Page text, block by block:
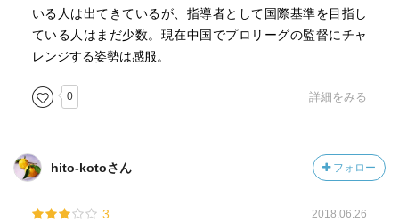
いる人は出てきているが、指導者として国際基準を目指し
ている人はまだ少数。現在中国でプロリーグの監督にチャ
レンジする姿勢は感服。
0 詳細をみる
hito-kotoさん フォロー
3 2018.06.26